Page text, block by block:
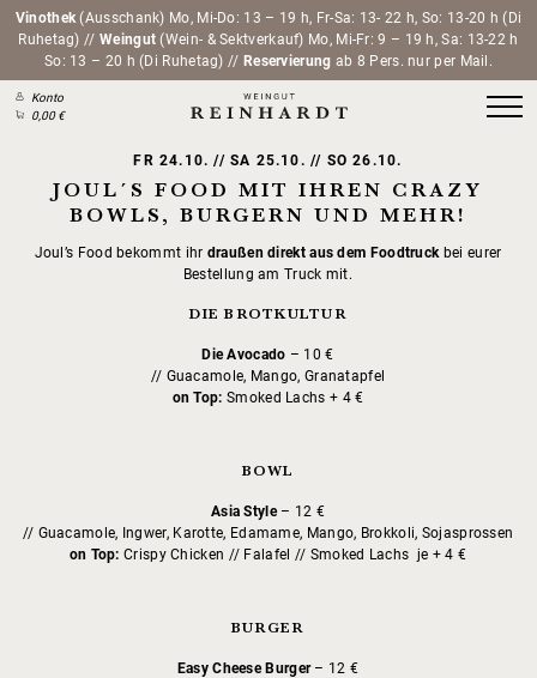
Vinothek(Ausschank) Mo, Mi-Do: 13 – 19 h, Fr-Sa: 13- 22 h, So: 13-20 h (Di
Ruhetag) // Weingut (Wein- & Sektverkauf) Mo, Mi-Fr: 9 – 19 h, Sa: 13-22 h
So: 13 – 20 h (Di Ruhetag) // Reservierung ab 8 Pers. nur per Mail.
Konto
0,00 €
FR 24.10. // SA 25.10. // SO 26.10.
JOUL´S FOOD MIT IHREN CRAZY
BOWLS, BURGERN UND MEHR!
Joul’s Food bekommt ihr draußen direkt aus dem Foodtruckbei eurer
Bestellung am Truck mit.
DIE BROTKULTUR
Die Avocado – 10 €
// Guacamole, Mango, Granatapfel
on Top: Smoked Lachs + 4 €
BOWL
Asia Style – 12 €
// Guacamole, Ingwer, Karotte, Edamame, Mango, Brokkoli, Sojasprossen
on Top: Crispy Chicken // Falafel // Smoked Lachs je + 4 €
BURGER
Easy Cheese Burger– 12 €